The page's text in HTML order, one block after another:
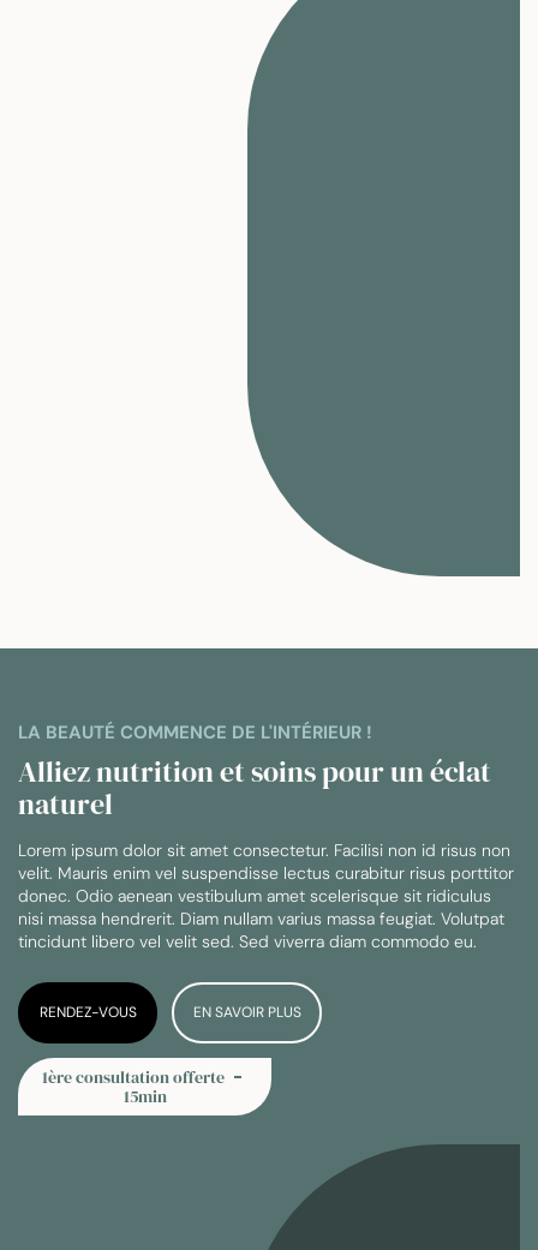
1ère consultation offerte
15min
LA BEAUTÉ COMMENCE DE L'INTÉRIEUR !
Alliez nutrition et soins pour un éclat
naturel
Lorem ipsum dolor sit amet consectetur. Facilisi non id risus non
velit. Mauris enim vel suspendisse lectus curabitur risus porttitor
donec. Odio aenean vestibulum amet scelerisque sit ridiculus
nisi massa hendrerit. Diam nullam varius massa feugiat. Volutpat
tincidunt libero vel velit sed. Sed viverra diam commodo eu.
RENDEZ-VOUS EN SAVOIR PLUS